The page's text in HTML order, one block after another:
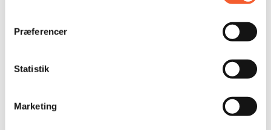
Præferencer
Statistik
Marketing
museum@oesm.dk